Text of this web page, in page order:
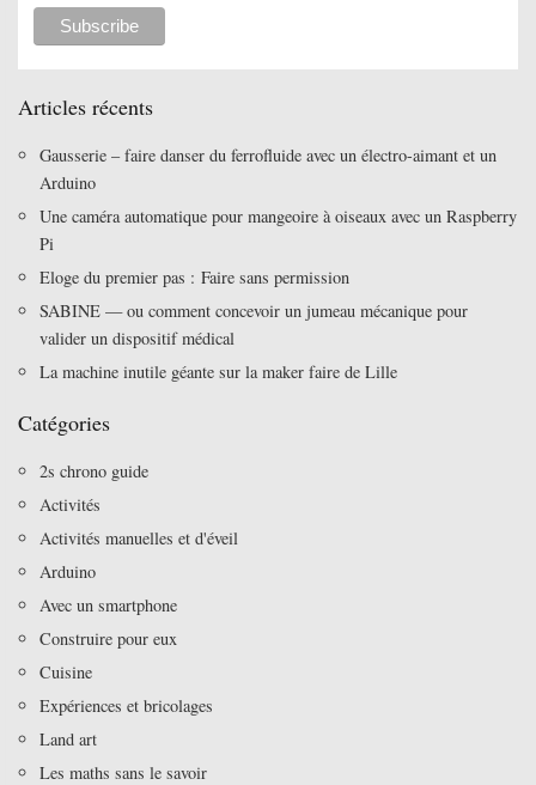
Articles récents
Gausserie – faire danser du ferrofluide avec un électro-aimant et un
Arduino
Une caméra automatique pour mangeoire à oiseaux avec un Raspberry
Pi
Eloge du premier pas : Faire sans permission
SABINE — ou comment concevoir un jumeau mécanique pour
valider un dispositif médical
La machine inutile géante sur la maker faire de Lille
Catégories
2s chrono guide
Activités
Activités manuelles et d'éveil
Arduino
Avec un smartphone
Construire pour eux
Cuisine
Expériences et bricolages
Land art
Les maths sans le savoir